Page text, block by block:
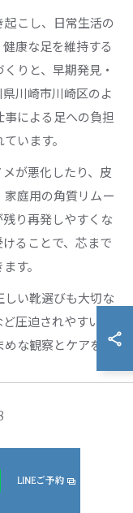
こし、日常生活の
康な足を維持する
りと、早期発見・
川崎市川崎区のよ
による足への負担
います。
が悪化したり、皮
庭用の角質リムー
り再発しやすくな
ることで、芯まで
す。
しい靴選びも大切な
圧迫されやすい部
な観察とケアを心
常識
除去だけでなく、
が導入されていま
を用いた施術は、
LINEご予約